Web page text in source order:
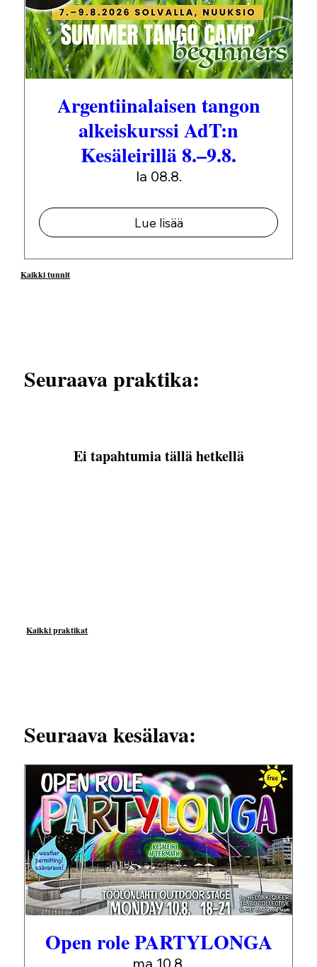
Argentiinalaisen tangon
alkeiskurssi AdT:n
Kesäleirillä 8.–9.8.
la 08.8.
Lue lisää
Kaikki tunnit
Seuraava praktika:
Ei tapahtumia tällä hetkellä
Kaikki praktikat
Seuraava kesälava:
Open role PARTYLONGA
ma 10.8.